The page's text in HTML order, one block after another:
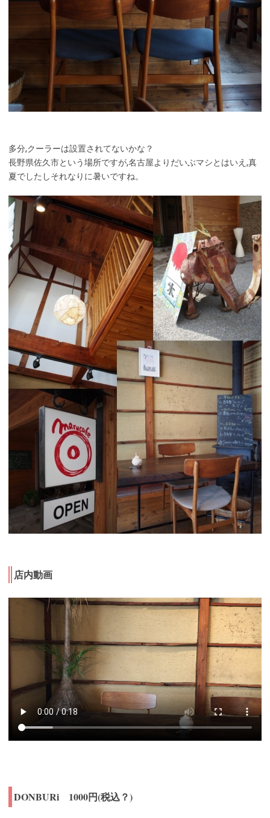
多分,クーラーは設置されてないかな？
長野県佐久市という場所ですが,名古屋よりだいぶマシとはいえ,真
夏でしたしそれなりに暑いですね。
店内動画
DONBURi 1000円(税込？)